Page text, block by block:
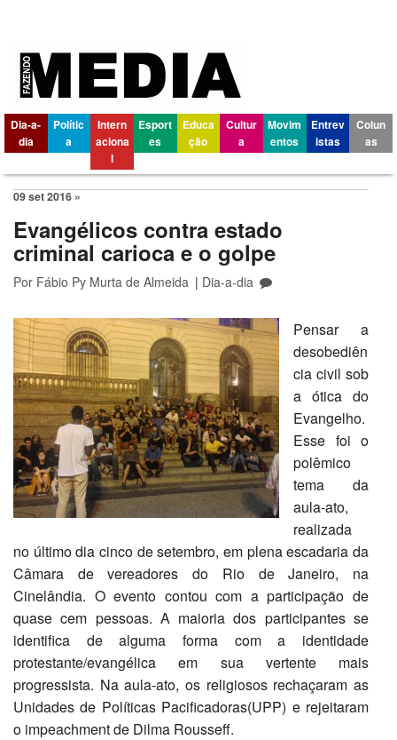
Dia-a-
dia
Polític
a
Intern
aciona
l
Esport
es
Educa
ção
Cultur
a
Movim
entos
Entrev
istas
Colun
as
09 set 2016 »
Evangélicos contra estado
criminal carioca e o golpe
Por Fábio Py Murta de Almeida | Dia-a-dia
Pensar a
desobediên
cia civil sob
a ótica do
Evangelho.
Esse foi o
polêmico
tema da
aula-ato,
realizada
no último dia cinco de setembro, em plena escadaria da
Câmara de vereadores do Rio de Janeiro, na
Cinelândia. O evento contou com a participação de
quase cem pessoas. A maioria dos participantes se
identifica de alguma forma com a identidade
protestante/evangélica em sua vertente mais
progressista. Na aula-ato, os religiosos rechaçaram as
Unidades de Políticas Pacificadoras(UPP) e rejeitaram
o impeachment de Dilma Rousseff.